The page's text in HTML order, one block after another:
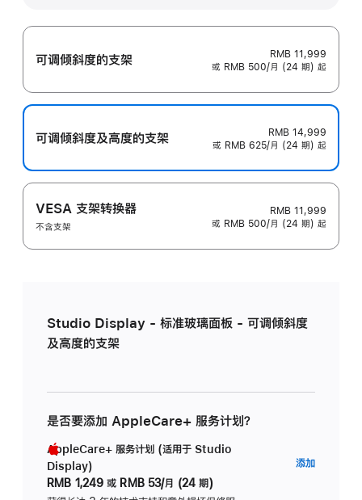
可调倾斜度的支架
RMB 11,999
或 RMB 500/月 (24 期) 起
可调倾斜度及高‍度的支‍架
RMB 14,999
或 RMB 625/月 (24 期) 起
VESA 支架转换器
不含支架
RMB 11,999
或 RMB 500/月 (24 期) 起
Studio Display - 标准玻璃面板 - 可调倾斜度
及高度的支架
是否要添加 AppleCare+ 服务计划？
AppleCare+ 服务计划 (适用于 Studio
Display)
RMB 1,249 或 RMB 53/月 (24 期)
添加